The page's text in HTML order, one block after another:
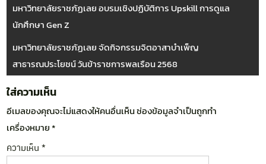
มหาวิทยาลัยราชภัฏเลย อบรมเชิงปฏิบัติการ Upskill การดูแล
นักศึกษา Gen Z
มหาวิทยาลัยราชภัฏเลย จัดกิจกรรมจิตอาสาบำเพ็ญ
สาธารณประโยชน์ วันข้าราชการพลเรือน 2568
ใส่ความเห็น
อีเมลของคุณจะไม่แสดงให้คนอื่นเห็นช่องข้อมูลจำเป็นถูกทำ
เครื่องหมาย*
ความเห็น*